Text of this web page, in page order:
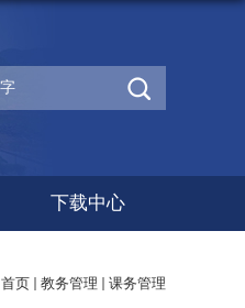
下载中心
首页 教务管理 课务管理